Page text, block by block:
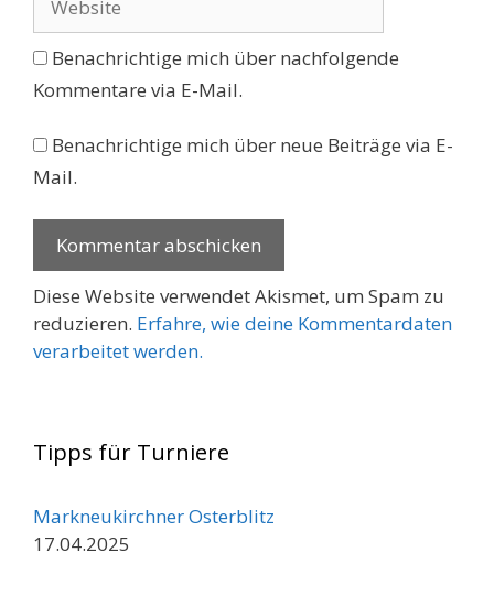
Benachrichtige mich über nachfolgende
Kommentare via E-Mail.
Benachrichtige mich über neue Beiträge via E-
Mail.
Diese Website verwendet Akismet, um Spam zu
reduzieren. Erfahre, wie deine Kommentardaten
verarbeitet werden.
Tipps für Turniere
Markneukirchner Osterblitz
17.04.2025